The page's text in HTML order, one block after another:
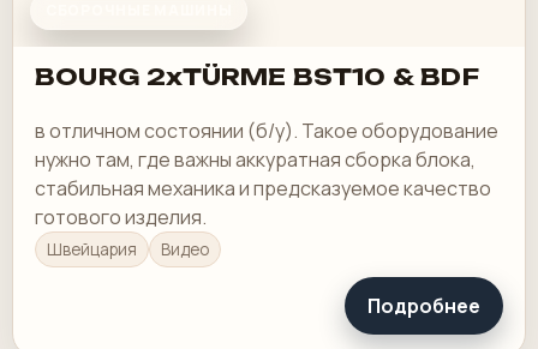
BOURG 2xTÜRME BST10 & BDF
в отличном состоянии (б/у). Такое оборудование
нужно там, где важны аккуратная сборка блока,
стабильная механика и предсказуемое качество
готового изделия.
Швейцария Видео
Подробнее